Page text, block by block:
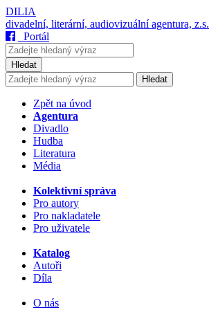
DILIA
divadelní, literární, audiovizuální agentura, z.s.
Portál
Hledat
Hledat
Zpět na úvod
Agentura
Divadlo
Hudba
Literatura
Média
Kolektivní správa
Pro autory
Pro nakladatele
Pro uživatele
Katalog
Autoři
Díla
O nás